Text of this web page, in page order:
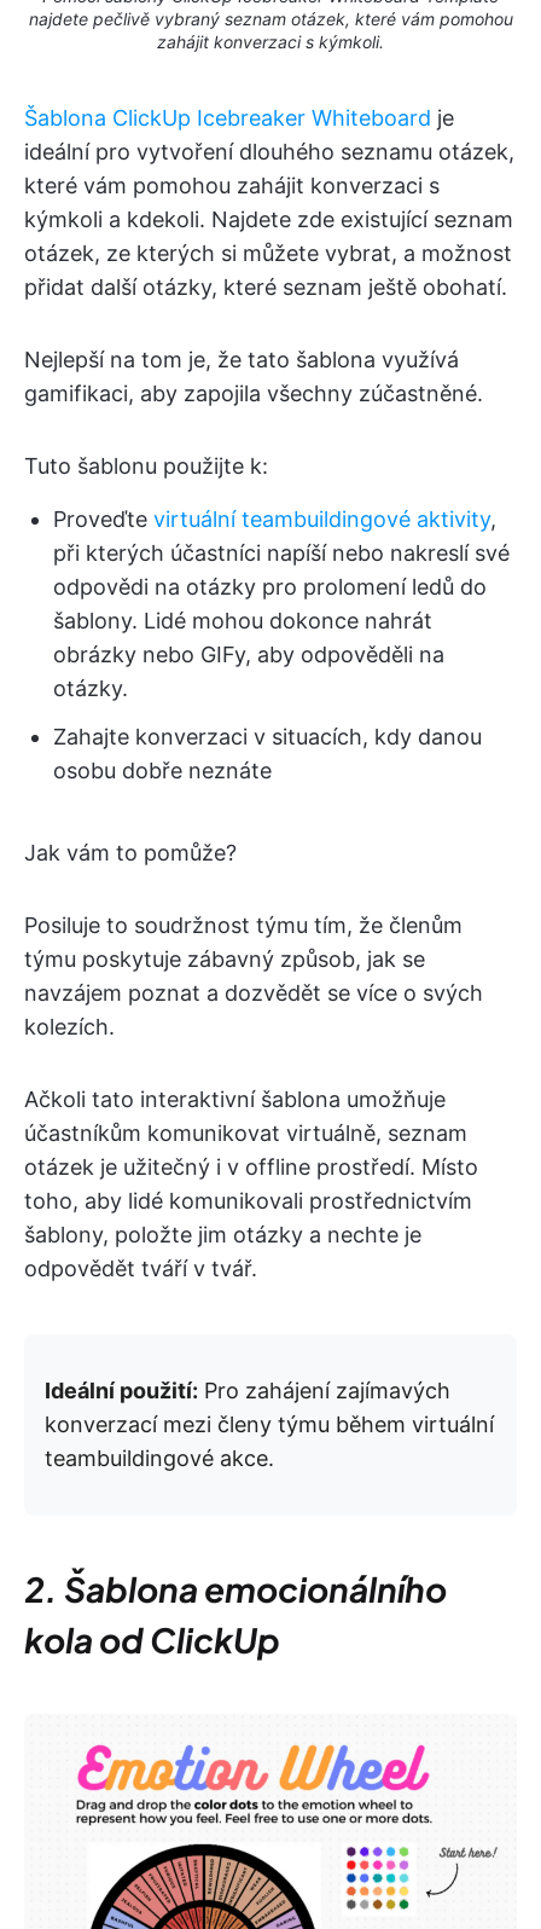
najdete pečlivě vybraný seznam otázek, které vám pomohou
zahájit konverzaci s kýmkoli.
Šablona ClickUp Icebreaker Whiteboard je
ideální pro vytvoření dlouhého seznamu otázek,
které vám pomohou zahájit konverzaci s
kýmkoli a kdekoli. Najdete zde existující seznam
otázek, ze kterých si můžete vybrat, a možnost
přidat další otázky, které seznam ještě obohatí.
Nejlepší na tom je, že tato šablona využívá
gamifikaci, aby zapojila všechny zúčastněné.
Tuto šablonu použijte k:
Proveďte virtuální teambuildingové aktivity,
při kterých účastníci napíší nebo nakreslí své
odpovědi na otázky pro prolomení ledů do
šablony. Lidé mohou dokonce nahrát
obrázky nebo GIFy, aby odpověděli na
otázky.
Zahajte konverzaci v situacích, kdy danou
osobu dobře neznáte
Jak vám to pomůže?
Posiluje to soudržnost týmu tím, že členům
týmu poskytuje zábavný způsob, jak se
navzájem poznat a dozvědět se více o svých
kolezích.
Ačkoli tato interaktivní šablona umožňuje
účastníkům komunikovat virtuálně, seznam
otázek je užitečný i v offline prostředí. Místo
toho, aby lidé komunikovali prostřednictvím
šablony, položte jim otázky a nechte je
odpovědět tváří v tvář.
Ideální použití: Pro zahájení zajímavých
konverzací mezi členy týmu během virtuální
teambuildingové akce.
2. Šablona emocionálního
kola od ClickUp